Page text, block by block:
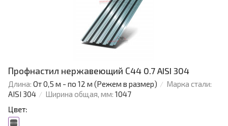
Профнастил нержавеющий С44 0.7 AISI 304
Длина: От 0,5 м - по 12 м (Режем в размер)
Марка стали:
AISI 304
Ширина общая, мм: 1047
Цвет: